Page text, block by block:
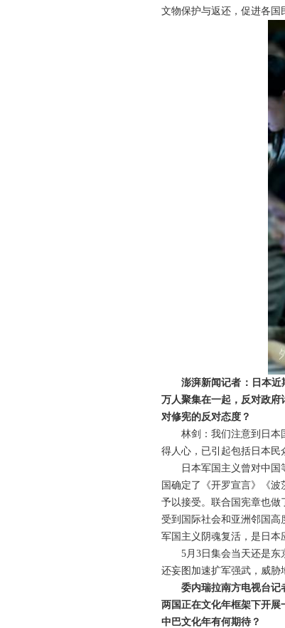
文物保护与返还，促进各国
澎湃新闻记者：日本
万人聚集在一起，反对政
对修宪的反对态度？
林剑：我们注意到日本
得人心，已引起包括日本民
日本军国主义曾对中
国确定了《开罗宣言》《
予以接受。联合国宪章也
受到国际社会和亚洲邻国
军国主义阴魂复活，是日本
5月3日集会当天还是
还妄图加速扩军强武，威胁
委内瑞拉南方电视台记
两国正在文化年框架下开
中巴文化年有何期待？